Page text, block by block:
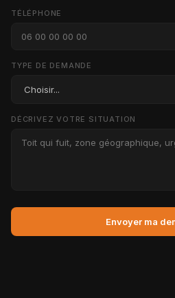
TÉLÉPHONE
TYPE DE DEMANDE
DÉCRIVEZ VOTRE SITUATION
Envoyer ma